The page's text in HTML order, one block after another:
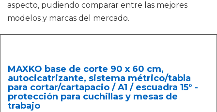
aspecto, pudiendo comparar entre las mejores
modelos y marcas del mercado.
MAXKO base de corte 90 x 60 cm,
autocicatrizante, sistema métrico/tabla
para cortar/cartapacio / A1 / escuadra 15° -
protección para cuchillas y mesas de
trabajo